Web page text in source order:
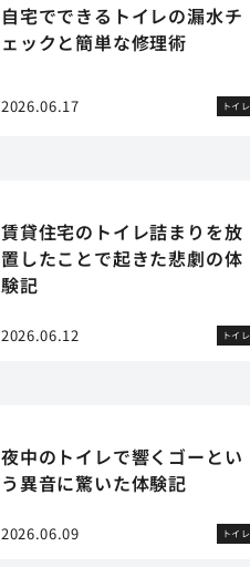
自宅でできるトイレの漏水チ
ェックと簡単な修理術
2026.06.17 トイレ
賃貸住宅のトイレ詰まりを放
置したことで起きた悲劇の体
験記
2026.06.12 トイレ
夜中のトイレで響くゴーとい
う異音に驚いた体験記
2026.06.09 トイレ